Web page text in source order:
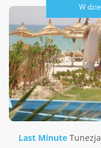
W
Last Minute Tunezja